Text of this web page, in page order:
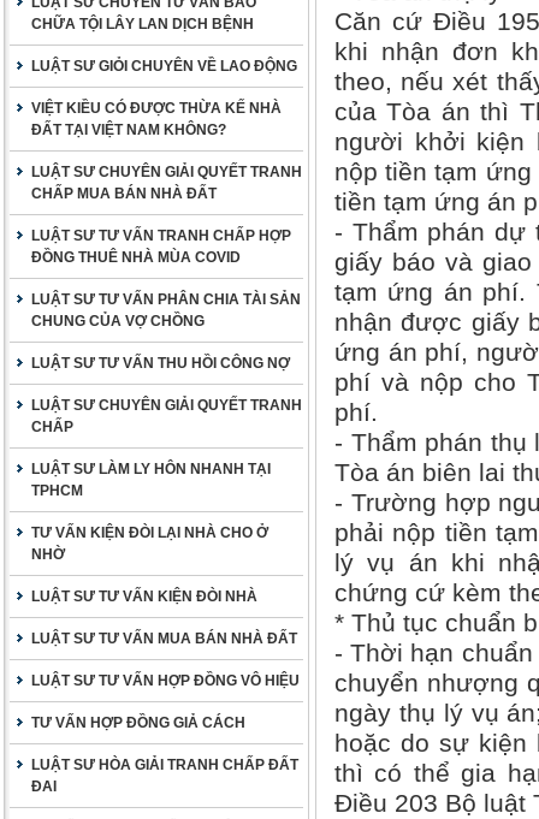
CHỮA TỘI LÂY LAN DỊCH BỆNH
LUẬT SƯ GIỎI CHUYÊN VỀ LAO ĐỘNG
VIỆT KIỀU CÓ ĐƯỢC THỪA KẾ NHÀ
ĐẤT TẠI VIỆT NAM KHÔNG?
LUẬT SƯ CHUYÊN GIẢI QUYẾT TRANH
CHẤP MUA BÁN NHÀ ĐẤT
LUẬT SƯ TƯ VẤN TRANH CHẤP HỢP
ĐỒNG THUÊ NHÀ MÙA COVID
LUẬT SƯ TƯ VẤN PHÂN CHIA TÀI SẢN
CHUNG CỦA VỢ CHỒNG
LUẬT SƯ TƯ VẤN THU HỒI CÔNG NỢ
LUẬT SƯ CHUYÊN GIẢI QUYẾT TRANH
CHẤP
LUẬT SƯ LÀM LY HÔN NHANH TẠI
TPHCM
TƯ VẤN KIỆN ĐÒI LẠI NHÀ CHO Ở
NHỜ
LUẬT SƯ TƯ VẤN KIỆN ĐÒI NHÀ
LUẬT SƯ TƯ VẤN MUA BÁN NHÀ ĐẤT
LUẬT SƯ TƯ VẤN HỢP ĐỒNG VÔ HIỆU
TƯ VẤN HỢP ĐỒNG GIẢ CÁCH
LUẬT SƯ HÒA GIẢI TRANH CHẤP ĐẤT
ĐAI
Căn cứ Điều
khi nhận đơn
theo, nếu xét
của Tòa án thì
người khởi kiện
nộp tiền tạm
tiền tạm ứng án
- Thẩm phán dự
giấy báo và
tạm ứng án phí.
nhận được giấy
ứng án phí,
phí và nộp cho
phí.
- Thẩm phán
Tòa án biên lai
- Trường hợp
phải nộp tiền
lý vụ án khi
chứng cứ kèm
* Thủ tục chuẩn
- Thời hạn
chuyển nhượng
ngày thụ lý vụ
hoặc do sự kiện
thì có thể gia
Điều 203 Bộ luật